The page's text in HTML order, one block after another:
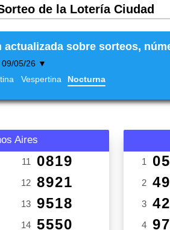
de la Lotería Ciudad
sobre sorteos,
09/05/26 ▼
Vespertina Nocturna
Aires
11 0819
12 8921
13 9518
14 5550
1
2
3
4